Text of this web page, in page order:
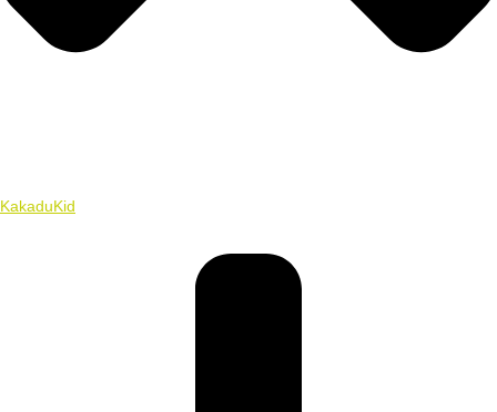
KakaduKid